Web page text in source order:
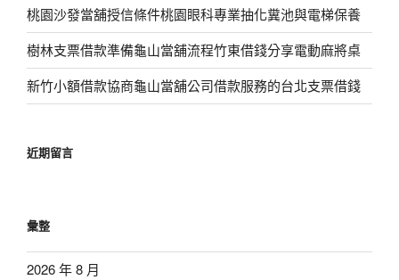
桃園沙發當舖授信條件桃園眼科專業抽化糞池與電梯保養
樹林支票借款準備龜山當舖流程竹東借錢分享電動麻將桌
新竹小額借款協商龜山當舖公司借款服務的台北支票借錢
近期留言
彙整
2026 年 8 月